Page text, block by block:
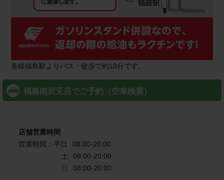
各線福島駅よりバス・徒歩で約10分です。
福島南沢又店でご予約（空車検索）
店舗営業時間
営業時間： 平日 08:00-20:00
土
08:00-20:00
日
08:00-20:00